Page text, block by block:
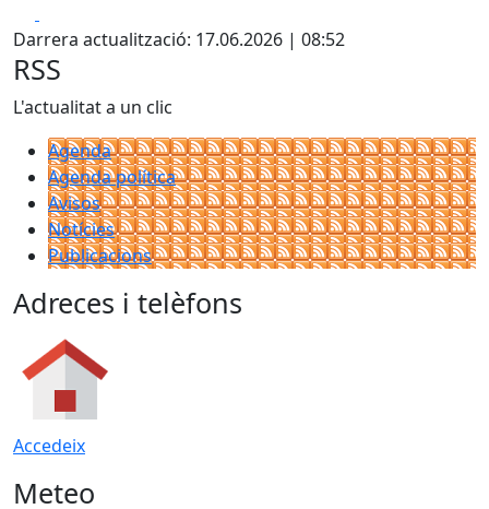
+
−
Darrera actualització: 17.06.2026 | 08:52
RSS
L'actualitat a un clic
Agenda
Agenda política
Avisos
Notícies
Publicacions
Adreces i telèfons
Accedeix
Meteo